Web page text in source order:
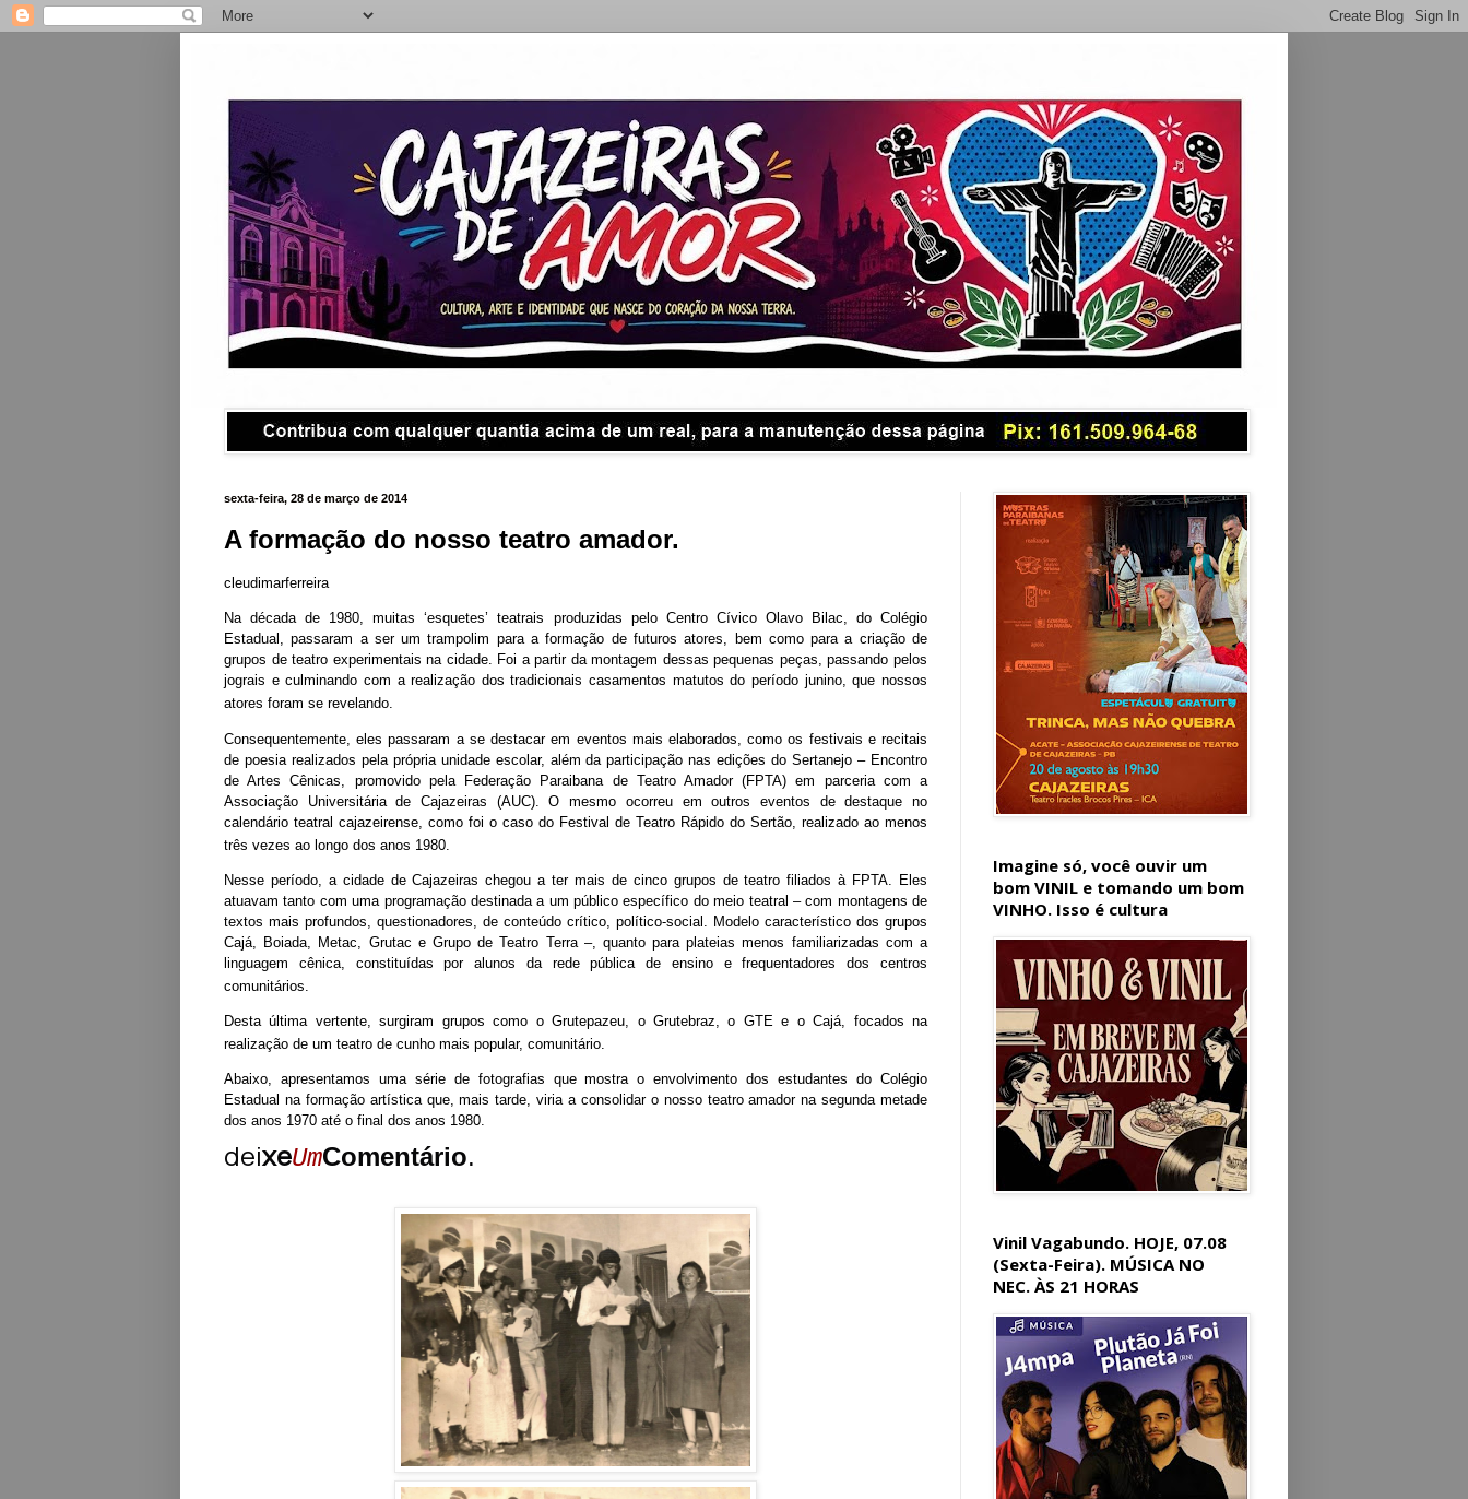
sexta-feira, 28 de março de 2014
A formação do nosso teatro amador.
cleudimarferreira
Na década de 1980, muitas ‘esquetes’ teatrais produzidas pelo Centro Cívico Olavo Bilac, do Colégio
Estadual, passaram a ser um trampolim para a formação de futuros atores, bem como para a criação de
grupos de teatro experimentais na cidade. Foi a partir da montagem dessas pequenas peças, passando pelos
jograis e culminando com a realização dos tradicionais casamentos matutos do período junino, que nossos
atores foram se revelando.
Consequentemente, eles passaram a se destacar em eventos mais elaborados, como os festivais e recitais
de poesia realizados pela própria unidade escolar, além da participação nas edições do Sertanejo – Encontro
de Artes Cênicas, promovido pela Federação Paraibana de Teatro Amador (FPTA) em parceria com a
Associação Universitária de Cajazeiras (AUC). O mesmo ocorreu em outros eventos de destaque no
calendário teatral cajazeirense, como foi o caso do Festival de Teatro Rápido do Sertão, realizado ao menos
três vezes ao longo dos anos 1980.
Nesse período, a cidade de Cajazeiras chegou a ter mais de cinco grupos de teatro filiados à FPTA. Eles
atuavam tanto com uma programação destinada a um público específico do meio teatral – com montagens de
textos mais profundos, questionadores, de conteúdo crítico, político-social. Modelo característico dos grupos
Cajá, Boiada, Metac, Grutac e Grupo de Teatro Terra –, quanto para plateias menos familiarizadas com a
linguagem cênica, constituídas por alunos da rede pública de ensino e frequentadores dos centros
comunitários.
Desta última vertente, surgiram grupos como o Grutepazeu, o Grutebraz, o GTE e o Cajá, focados na
realização de um teatro de cunho mais popular, comunitário.
Abaixo, apresentamos uma série de fotografias que mostra o envolvimento dos estudantes do Colégio
Estadual na formação artística que, mais tarde, viria a consolidar o nosso teatro amador na segunda metade
dos anos 1970 até o final dos anos 1980.
deixeUmComentário.
Imagine só, você ouvir um
bom VINIL e tomando um bom
VINHO. Isso é cultura
Vinil Vagabundo. HOJE, 07.08
(Sexta-Feira). MÚSICA NO
NEC. ÀS 21 HORAS